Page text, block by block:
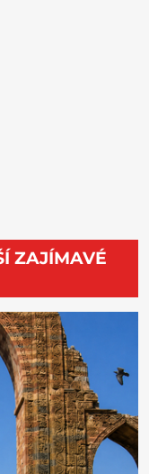
ZAJÍMAVÉ